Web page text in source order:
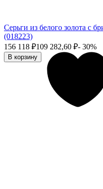
Серьги из белого золота с
(018223)
156 118 ₽109 282,60 ₽- 30%
В корзину